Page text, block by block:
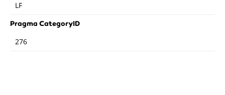
LF
Pragma CategoryID
276